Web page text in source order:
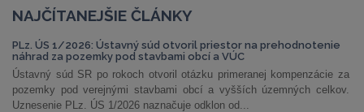
NAJČÍTANEJŠIE ČLÁNKY
PLz. ÚS 1/2026: Ústavný súd otvoril priestor na prehodnotenie
náhrad za pozemky pod stavbami obcí a VÚC
Ústavný súd SR po rokoch otvoril otázku primeranej kompenzácie za
pozemky pod verejnými stavbami obcí a vyšších územných celkov.
Uznesenie PLz. ÚS 1/2026 naznačuje odklon od...